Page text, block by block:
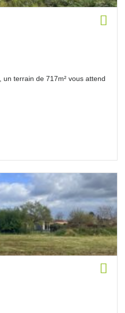
un terrain de 717m² vous attend